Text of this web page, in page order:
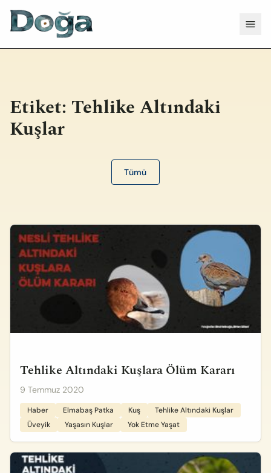
Etiket: Tehlike Altındaki
Kuşlar
Tümü
Tehlike Altındaki Kuşlara Ölüm Kararı
9 Temmuz 2020
Haber Elmabaş Patka Kuş
Tehlike Altındaki Kuşlar
Üveyik
Yaşasın Kuşlar Yok Etme Yaşat